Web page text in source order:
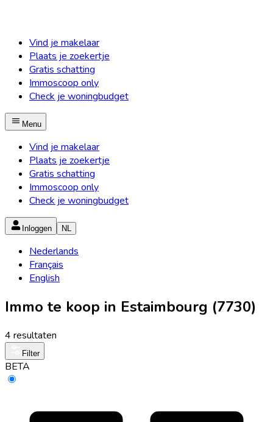
Vind je makelaar
Plaats je zoekertje
Gratis schatting
Immoscoop only
Check je woningbudget
Menu
Vind je makelaar
Plaats je zoekertje
Gratis schatting
Immoscoop only
Check je woningbudget
Inloggen NL
Nederlands
Français
English
Immo te koop in Estaimbourg (7730)
4 resultaten
Filter
BETA